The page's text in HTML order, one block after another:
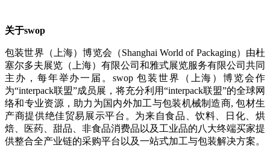
关于swop
包装世界（上海）博览会（Shanghai World of Packaging）由杜
塞尔多夫展览（上海）有限公司和雅式展览服务有限公司共同
主办，每年举办一届。swop 包装世界（上海）博览会作
为“interpack联盟”成员展，将充分利用“interpack联盟”的全球网
络和专业资源，助力为国内外加工与包装机械制造商, 包材生
产商提供绝佳贸易展示平台。为来自食品、饮料、日化、烘
焙、医药、甜品、非食品消费品以及工业品的八大终端买家提
供整合全产业链的采购平台以及一站式加工与包装解决方案。